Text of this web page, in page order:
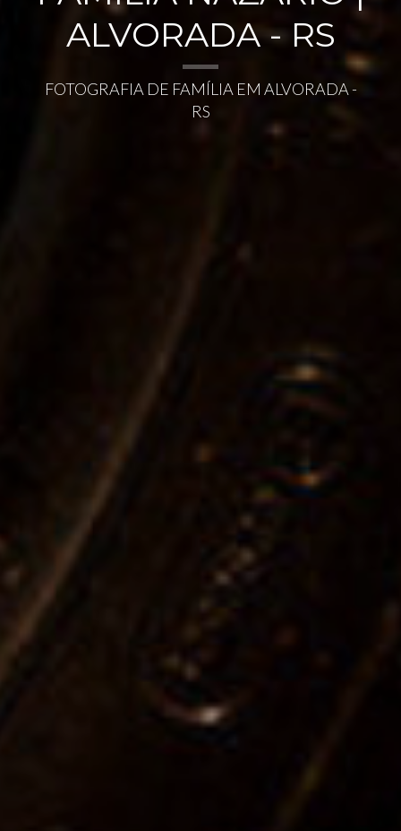
ALVORADA - RS
FOTOGRAFIA DE FAMÍLIA EM ALVORADA -
RS